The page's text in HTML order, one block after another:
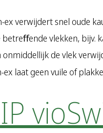
ex verwijdert snel oude
betreﬀende vlekken, bijv.
onmiddellijk de vlek
ex laat geen vuile of